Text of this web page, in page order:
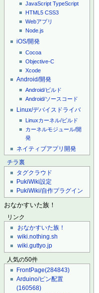
JavaScript TypeScript
HTML5 CSS3
Webアプリ
Node.js
iOS/開発
Cocoa
Objective-C
Xcode
Android/開発
Android/ビルド
Android/ソースコード
Linux/デバイスドライバ
Linuxカーネル/ビルド
カーネルモジュール/開
発
ネイティブアプリ開発
チラ裏
タグクラウド
PukiWiki設定
PukiWiki/自作プラグイン
おなかすいた族！
リンク
おなかすいた族！
wiki.nothing.sh
wiki.guttyo.jp
人気の50件
FrontPage(284843)
Arduino/ピン配置
(160568)